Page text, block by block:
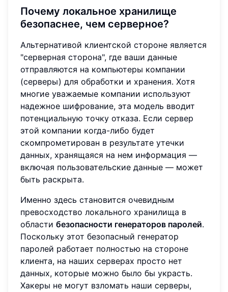
Почему локальное хранилище
безопаснее, чем серверное?
Альтернативой клиентской стороне является
"серверная сторона", где ваши данные
отправляются на компьютеры компании
(серверы) для обработки и хранения. Хотя
многие уважаемые компании используют
надежное шифрование, эта модель вводит
потенциальную точку отказа. Если сервер
этой компании когда-либо будет
скомпрометирован в результате утечки
данных, хранящаяся на нем информация —
включая пользовательские данные — может
быть раскрыта.
Именно здесь становится очевидным
превосходство локального хранилища в
области безопасности генераторов паролей.
Поскольку этот безопасный генератор
паролей работает полностью на стороне
клиента, на наших серверах просто нет
данных, которые можно было бы украсть.
Хакеры не могут взломать наши серверы,